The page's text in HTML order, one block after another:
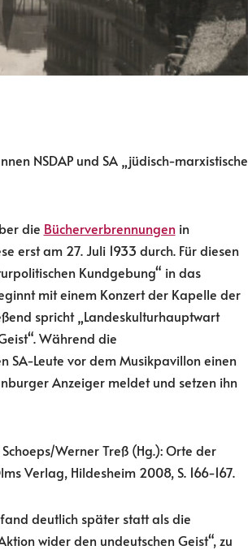
NSDAP und SA „jüdisch-marxistische
die Bücherverbrennungenin
erst am 27. Juli 1933 durch. Für diesen
Kundgebung“ in das
mit einem Konzert der Kapelle der
spricht „Landeskulturhauptwart
Während die
SA-Leute vor dem Musikpavillon einen
Anzeiger meldet und setzen ihn
Werner Treß (Hg.): Orte der
Verlag, Hildesheim 2008, S. 166-167.
deutlich später statt als die
wider den undeutschen Geist“, zu